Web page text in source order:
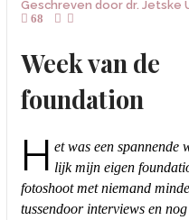
Geschreven door dr. Jetske
68
Week van de
foundation
H et was een spannende
lijk mijn eigen
fotoshoot met niemand
tussendoor interviews en